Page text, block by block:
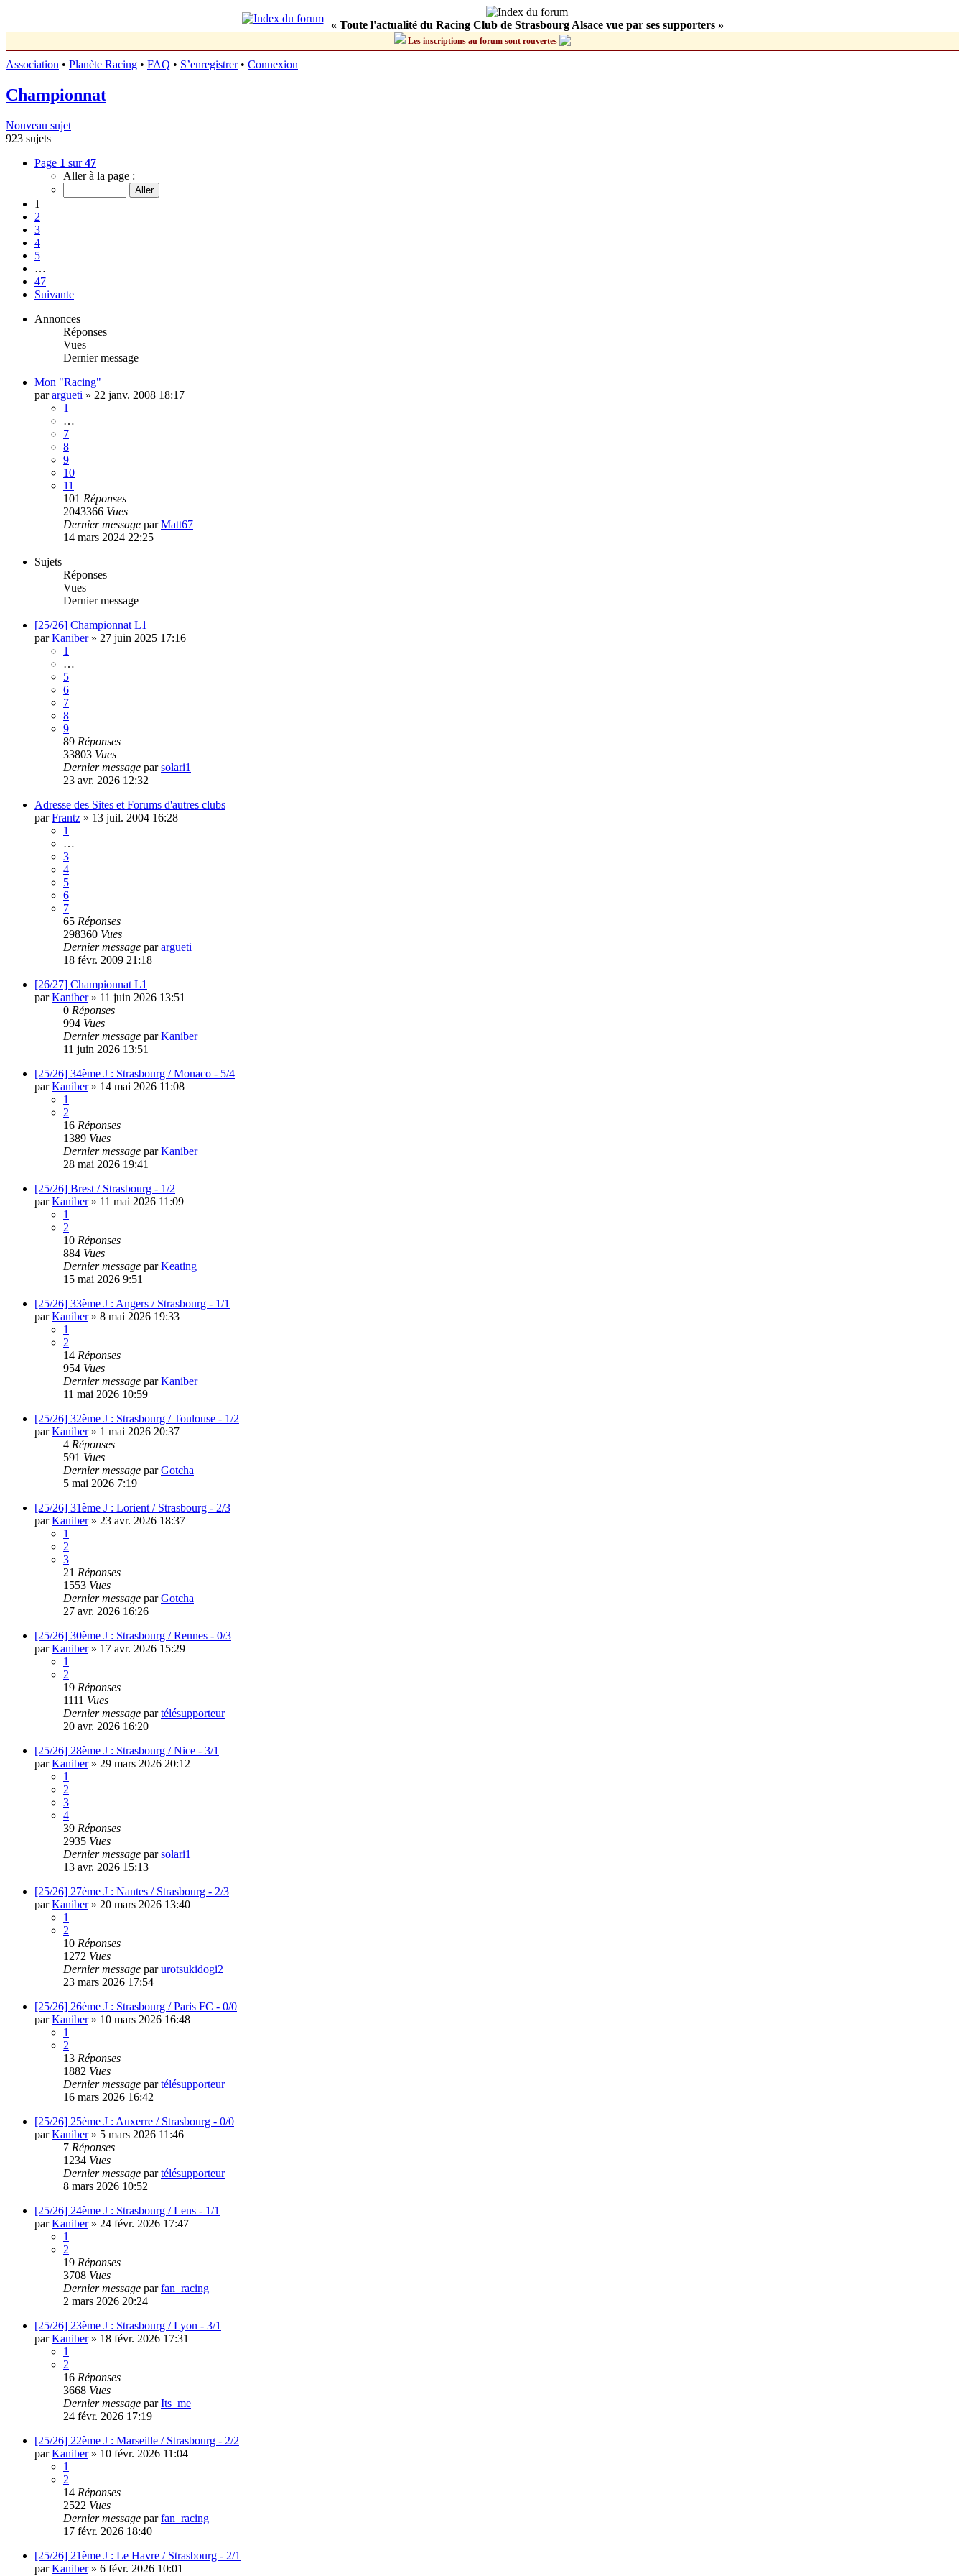
« Toute l'actualité du Racing Club de Strasbourg Alsace vue par ses supporters »
Les inscriptions au forum sont rouvertes
Association • Planète Racing • FAQ • S’enregistrer• Connexion
Championnat
Nouveau sujet
923 sujets
Page 1 sur47
Aller à la page :
1
2
3
4
5
…
47
Suivante
Annonces
Réponses
Vues
Dernier message
Mon "Racing"
parargueti » 22 janv. 2008 18:17
1
…
7
8
9
10
11
101 Réponses
2043366 Vues
Dernier message parMatt67
14 mars 2024 22:25
Sujets
Réponses
Vues
Dernier message
[25/26] Championnat L1
parKaniber» 27 juin 2025 17:16
1
…
5
6
7
8
9
89 Réponses
33803 Vues
Dernier message parsolari1
23 avr. 2026 12:32
Adresse des Sites et Forums d'autres clubs
parFrantz » 13 juil. 2004 16:28
1
…
3
4
5
6
7
65 Réponses
298360 Vues
Dernier message parargueti
18 févr. 2009 21:18
[26/27] Championnat L1
parKaniber» 11 juin 2026 13:51
0 Réponses
994 Vues
Dernier message parKaniber
11 juin 2026 13:51
[25/26] 34ème J : Strasbourg / Monaco - 5/4
parKaniber» 14 mai 2026 11:08
1
2
16 Réponses
1389 Vues
Dernier message parKaniber
28 mai 2026 19:41
[25/26] Brest / Strasbourg - 1/2
parKaniber» 11 mai 2026 11:09
1
2
10 Réponses
884 Vues
Dernier message parKeating
15 mai 2026 9:51
[25/26] 33ème J : Angers / Strasbourg - 1/1
parKaniber» 8 mai 2026 19:33
1
2
14 Réponses
954 Vues
Dernier message parKaniber
11 mai 2026 10:59
[25/26] 32ème J : Strasbourg / Toulouse - 1/2
parKaniber» 1 mai 2026 20:37
4 Réponses
591 Vues
Dernier message parGotcha
5 mai 2026 7:19
[25/26] 31ème J : Lorient / Strasbourg - 2/3
parKaniber» 23 avr. 2026 18:37
1
2
3
21 Réponses
1553 Vues
Dernier message parGotcha
27 avr. 2026 16:26
[25/26] 30ème J : Strasbourg / Rennes - 0/3
parKaniber» 17 avr. 2026 15:29
1
2
19 Réponses
1111 Vues
Dernier message partélésupporteur
20 avr. 2026 16:20
[25/26] 28ème J : Strasbourg / Nice - 3/1
parKaniber» 29 mars 2026 20:12
1
2
3
4
39 Réponses
2935 Vues
Dernier message parsolari1
13 avr. 2026 15:13
[25/26] 27ème J : Nantes / Strasbourg - 2/3
parKaniber» 20 mars 2026 13:40
1
2
10 Réponses
1272 Vues
Dernier message parurotsukidogi2
23 mars 2026 17:54
[25/26] 26ème J : Strasbourg / Paris FC - 0/0
parKaniber» 10 mars 2026 16:48
1
2
13 Réponses
1882 Vues
Dernier message partélésupporteur
16 mars 2026 16:42
[25/26] 25ème J : Auxerre / Strasbourg - 0/0
parKaniber» 5 mars 2026 11:46
7 Réponses
1234 Vues
Dernier message partélésupporteur
8 mars 2026 10:52
[25/26] 24ème J : Strasbourg / Lens - 1/1
parKaniber» 24 févr. 2026 17:47
1
2
19 Réponses
3708 Vues
Dernier message parfan_racing
2 mars 2026 20:24
[25/26] 23ème J : Strasbourg / Lyon - 3/1
parKaniber» 18 févr. 2026 17:31
1
2
16 Réponses
3668 Vues
Dernier message parIts_me
24 févr. 2026 17:19
[25/26] 22ème J : Marseille / Strasbourg - 2/2
parKaniber» 10 févr. 2026 11:04
1
2
14 Réponses
2522 Vues
Dernier message parfan_racing
17 févr. 2026 18:40
[25/26] 21ème J : Le Havre / Strasbourg - 2/1
parKaniber» 6 févr. 2026 10:01